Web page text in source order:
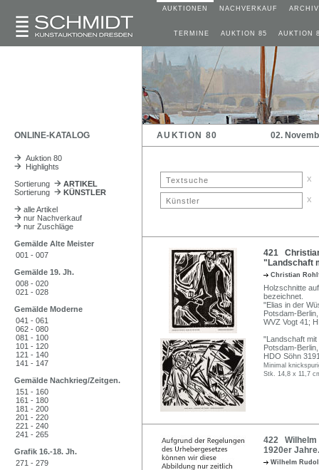
AUKTIONEN NACHVERKAUF ARCHIV
TERMINE AUKTION 85 AUKTION
ONLINE-KATALOG AUKTION 80 02.
Auktion 80
Highlights
Sortierung
ARTIKEL
Sortierung
KÜNSTLER
alle Artikel
nur Nachverkauf
nur Zuschläge
Gemälde Alte Meister
001 - 007
Gemälde 19. Jh.
008 - 020
021 - 028
Gemälde Moderne
041 - 061
062 - 080
081 - 100
101 - 120
121 - 140
141 - 147
Gemälde Nachkrieg/Zeitgen.
151 - 160
161 - 180
181 - 200
201 - 220
221 - 240
241 - 265
Grafik 16.-18. Jh.
271 - 279
x
x
421
"Landschaft
Christian
Holzschnitte
bezeichnet.
"Elias in der
Potsdam-
WVZ Vogt 41;
"Landschaft
Potsdam-
HDO Söhn
Minimal
Stk. 14,8 x 11,7
422 Wilhelm
1920er Jahre.
Wilhelm